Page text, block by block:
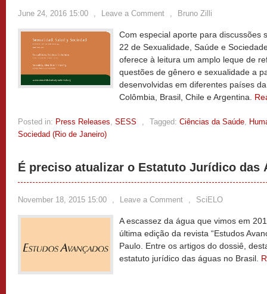
June 24, 2016 15:00 , Leave a Comment , Bruno Zilli
Com especial aporte para discussões
22 de Sexualidade, Saúde e
oferece à leitura um amplo leque de
questões de gênero e sexualidade a
desenvolvidas em diferentes países
Colômbia, Brasil, Chile e Argentina.
Posted in: Press Releases, SESS , Tagged: Ciências da Saúde,
Sociedad (Rio de Janeiro)
É preciso atualizar o Estatuto Jurídico das
November 18, 2015 15:00 , Leave a Comment , SciELO
A escassez da água que vimos em
última edição da revista “Estudos
Paulo. Entre os artigos do dossiê,
estatuto jurídico das águas no Brasil.